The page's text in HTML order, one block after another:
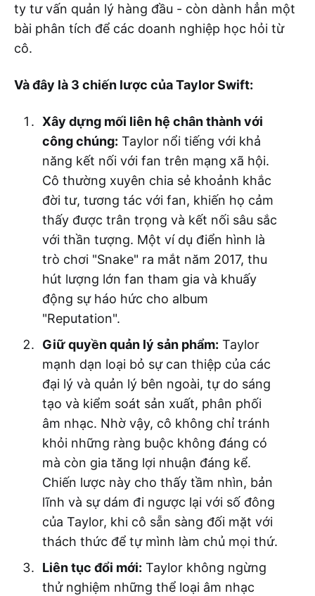
ty tư vấn quản lý hàng đầu - còn dành hẳn một
bài phân tích để các doanh nghiệp học hỏi từ
cô.
Và đây là 3 chiến lược của Taylor Swift:
Xây dựng mối liên hệ chân thành với
công chúng: Taylor nổi tiếng với khả
năng kết nối với fan trên mạng xã hội.
Cô thường xuyên chia sẻ khoảnh khắc
đời tư, tương tác với fan, khiến họ cảm
thấy được trân trọng và kết nối sâu sắc
với thần tượng. Một ví dụ điển hình là
trò chơi "Snake" ra mắt năm 2017, thu
hút lượng lớn fan tham gia và khuấy
động sự háo hức cho album
"Reputation".
Giữ quyền quản lý sản phẩm: Taylor
mạnh dạn loại bỏ sự can thiệp của các
đại lý và quản lý bên ngoài, tự do sáng
tạo và kiểm soát sản xuất, phân phối
âm nhạc. Nhờ vậy, cô không chỉ tránh
khỏi những ràng buộc không đáng có
mà còn gia tăng lợi nhuận đáng kể.
Chiến lược này cho thấy tầm nhìn, bản
lĩnh và sự dám đi ngược lại với số đông
của Taylor, khi cô sẵn sàng đối mặt với
thách thức để tự mình làm chủ mọi thứ.
Liên tục đổi mới: Taylor không ngừng
thử nghiệm những thể loại âm nhạc